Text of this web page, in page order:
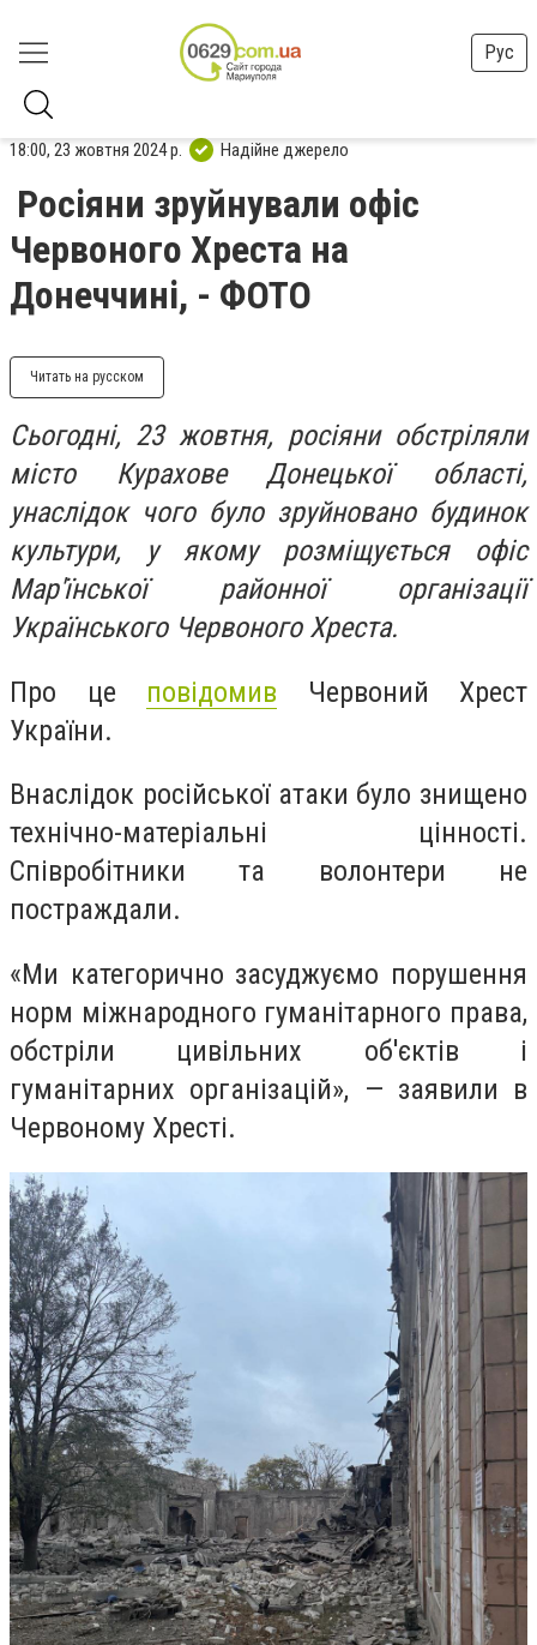
Рус
18:00, 23 жовтня 2024 р. Надійне джерело
Росіяни зруйнували офіс
Червоного Хреста на
Донеччині, - ФОТО
Читать на русском
Сьогодні, 23 жовтня, росіяни обстріляли
місто Курахове Донецької області,
унаслідок чого було зруйновано будинок
культури, у якому розміщується офіс
Мар'їнської районної організації
Українського Червоного Хреста.
Про це повідомив Червоний Хрест
України.
Внаслідок російської атаки було знищено
технічно-матеріальні цінності.
Співробітники та волонтери не
постраждали.
«Ми категорично засуджуємо порушення
норм міжнародного гуманітарного права,
обстріли цивільних об'єктів і
гуманітарних організацій», — заявили в
Червоному Хресті.